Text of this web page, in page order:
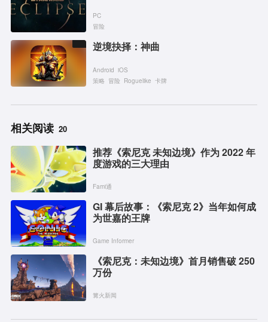
PC
冒险
逆境抉择：神曲
Android iOS
策略 冒险 Roguelike 卡牌
相关阅读 20
推荐《索尼克 未知边境》作为 2022 年
度游戏的三大理由
Fami通
GI 幕后故事：《索尼克 2》当年如何成
为世嘉的王牌
Game Informer
《索尼克：未知边境》首月销售破 250
万份
篝火新闻